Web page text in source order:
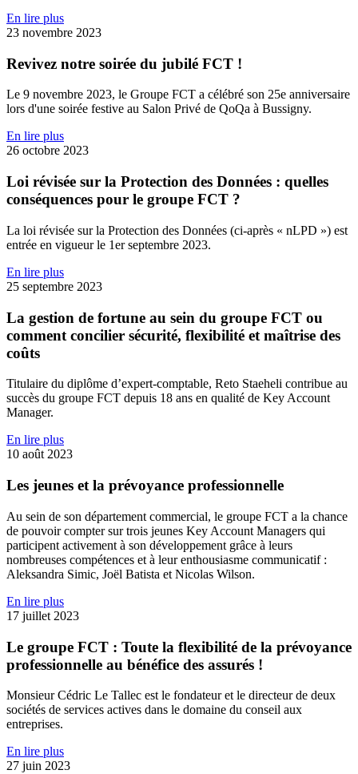
En lire plus
23 novembre 2023
Revivez notre soirée du jubilé FCT !
Le 9 novembre 2023, le Groupe FCT a célébré son 25e anniversaire
lors d'une soirée festive au Salon Privé de QoQa à Bussigny.
En lire plus
26 octobre 2023
Loi révisée sur la Protection des Données : quelles
conséquences pour le groupe FCT ?
La loi révisée sur la Protection des Données (ci-après « nLPD ») est
entrée en vigueur le 1er septembre 2023.
En lire plus
25 septembre 2023
La gestion de fortune au sein du groupe FCT ou
comment concilier sécurité, flexibilité et maîtrise des
coûts
Titulaire du diplôme d’expert-comptable, Reto Staeheli contribue au
succès du groupe FCT depuis 18 ans en qualité de Key Account
Manager.
En lire plus
10 août 2023
Les jeunes et la prévoyance professionnelle
Au sein de son département commercial, le groupe FCT a la chance
de pouvoir compter sur trois jeunes Key Account Managers qui
participent activement à son développement grâce à leurs
nombreuses compétences et à leur enthousiasme communicatif :
Aleksandra Simic, Joël Batista et Nicolas Wilson.
En lire plus
17 juillet 2023
Le groupe FCT : Toute la flexibilité de la prévoyance
professionnelle au bénéfice des assurés !
Monsieur Cédric Le Tallec est le fondateur et le directeur de deux
sociétés de services actives dans le domaine du conseil aux
entreprises.
En lire plus
27 juin 2023